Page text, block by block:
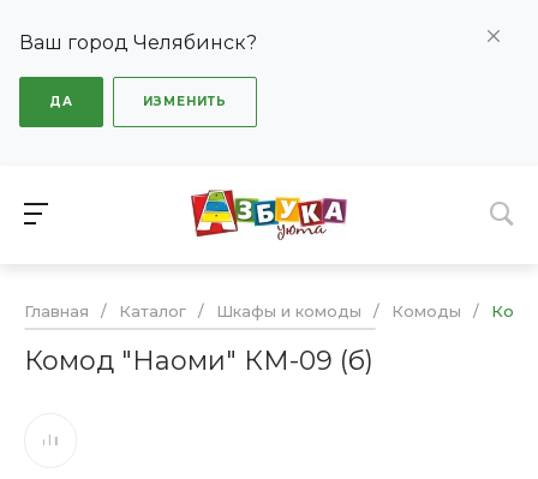
Ваш город Челябинск?
ДА ИЗМЕНИТЬ
Главная / Каталог / Шкафы и комоды / Комоды /
Комод "Наоми" КМ-09 (б)